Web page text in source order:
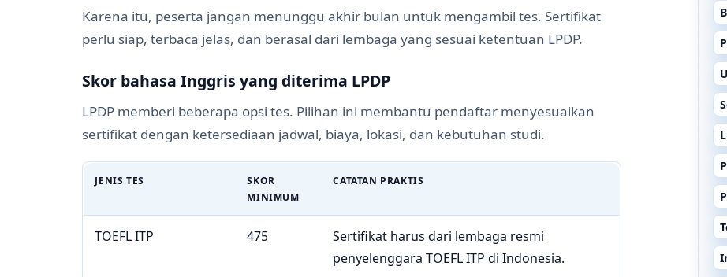
Karena itu, peserta jangan menunggu akhir bulan untuk mengambil tes. Sertifikat
perlu siap, terbaca jelas, dan berasal dari lembaga yang sesuai ketentuan LPDP.
Skor bahasa Inggris yang diterima LPDP
LPDP memberi beberapa opsi tes. Pilihan ini membantu pendaftar menyesuaikan
sertifikat dengan ketersediaan jadwal, biaya, lokasi, dan kebutuhan studi.
JENIS TES
SKOR
MINIMUM
CATATAN PRAKTIS
TOEFL ITP 475
Sertifikat harus dari lembaga resmi
penyelenggara TOEFL ITP di Indonesia.